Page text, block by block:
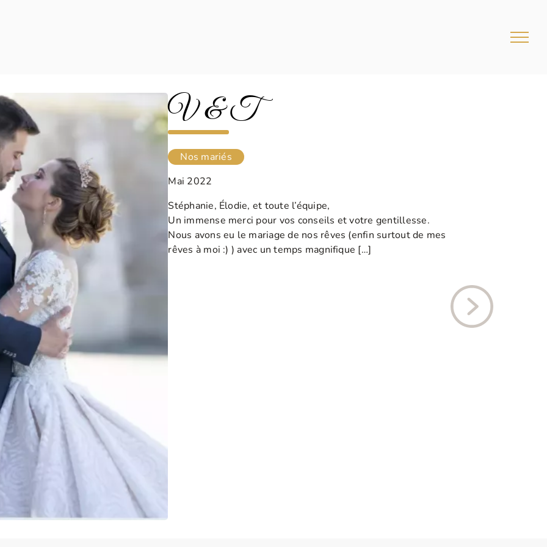
V & T
Nos mariés
Mai 2022
Stéphanie, Élodie, et toute l’équipe,
Un immense merci pour vos conseils et votre gentillesse.
Nous avons eu le mariage de nos rêves (enfin surtout de mes
rêves à moi :) ) avec un temps magnifique […]